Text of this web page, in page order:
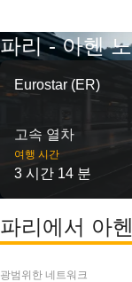
파리 - 아헨
Eurostar (ER)
고속 열차
여행 시간
3 시간 14 분
파리에서 아
광범위한 네트워크